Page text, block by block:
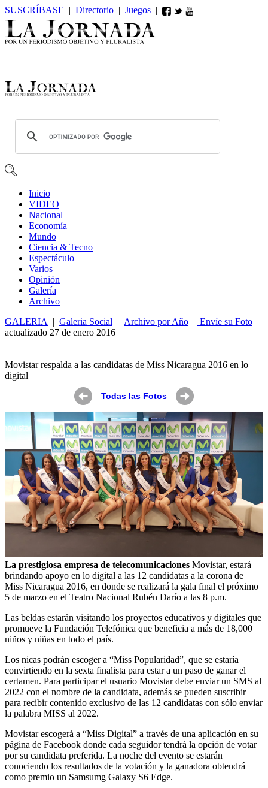
SUSCRÍBASE | Directorio | Juegos |
Inicio
VIDEO
Nacional
Economía
Mundo
Ciencia & Tecno
Espectáculo
Varios
Opinión
Galería
Archivo
GALERIA
| Galeria Social | Archivo por Año | Envíe su Foto
actualizado 27 de enero 2016
Movistar respalda a las candidatas de Miss Nicaragua 2016 en lo
digital
Todas las Fotos
La prestigiosa empresa de telecomunicaciones Movistar, estará
brindando apoyo en lo digital a las 12 candidatas a la corona de
Miss Nicaragua 2016, en donde se realizará la gala final el próximo
5 de marzo en el Teatro Nacional Rubén Darío a las 8 p.m.
Las beldas estarán visitando los proyectos educativos y digitales que
promueve la Fundación Telefónica que beneficia a más de 18,000
niños y niñas en todo el país.
Los nicas podrán escoger a “Miss Popularidad”, que se estaría
convirtiendo en la sexta finalista para estar a un paso de ganar el
certamen. Para participar el usuario Movistar debe enviar un SMS al
2022 con el nombre de la candidata, además se pueden suscribir
para recibir contenido exclusivo de las 12 candidatas con sólo enviar
la palabra MISS al 2022.
Movistar escogerá a “Miss Digital” a través de una aplicación en su
página de Facebook donde cada seguidor tendrá la opción de votar
por su candidata preferida. La noche del evento se estarán
conociendo los resultados de la votación y la ganadora obtendrá
como premio un Samsumg Galaxy S6 Edge.